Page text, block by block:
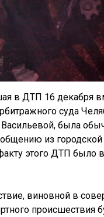
в ДТП 16 декабря
суда
Васильевой, была
из городской
этого ДТП было
виновной в
происшествия